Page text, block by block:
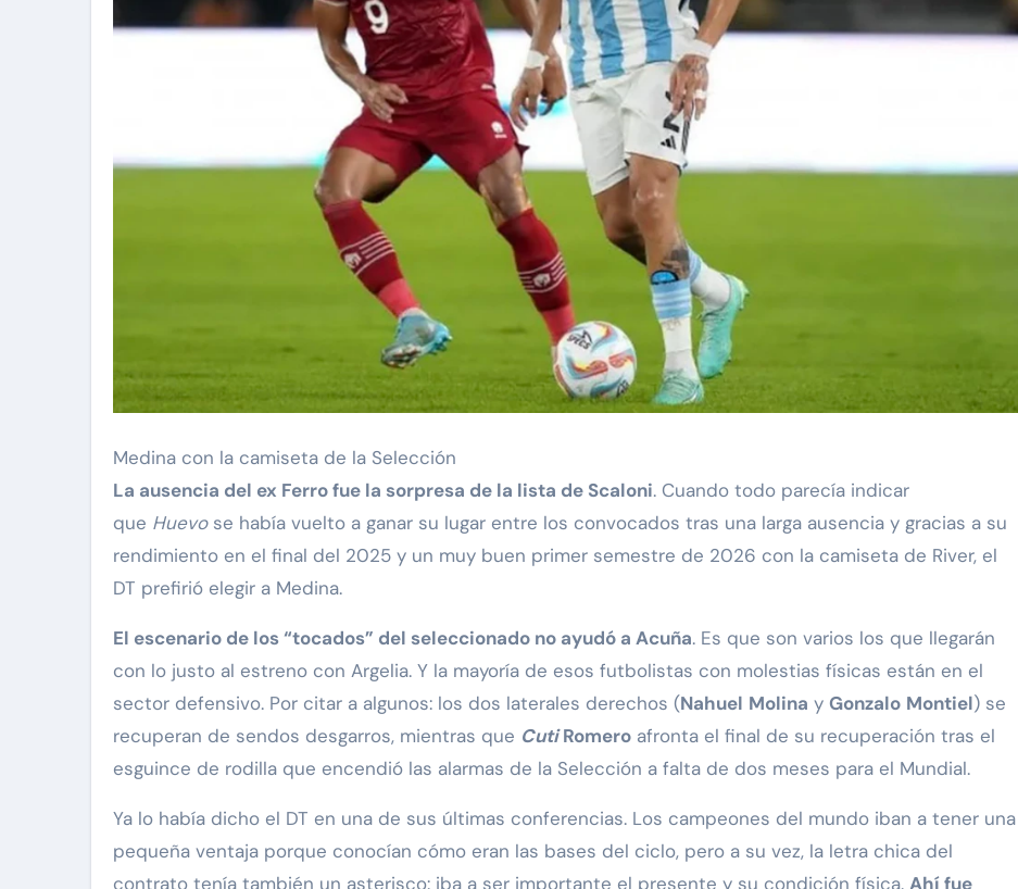
Medina con la camiseta de la Selección
La ausencia del ex Ferro fue la sorpresa de la lista de Scaloni. Cuando todo parecía indicar
que Huevo se había vuelto a ganar su lugar entre los convocados tras una larga ausencia y gracias a su
rendimiento en el final del 2025 y un muy buen primer semestre de 2026 con la camiseta de River, el
DT prefirió elegir a Medina.
El escenario de los “tocados” del seleccionado no ayudó a Acuña. Es que son varios los que llegarán
con lo justo al estreno con Argelia. Y la mayoría de esos futbolistas con molestias físicas están en el
sector defensivo. Por citar a algunos: los dos laterales derechos (Nahuel Molina y Gonzalo Montiel) se
recuperan de sendos desgarros, mientras que CutiRomero afronta el final de su recuperación tras el
esguince de rodilla que encendió las alarmas de la Selección a falta de dos meses para el Mundial.
Ya lo había dicho el DT en una de sus últimas conferencias. Los campeones del mundo iban a tener una
pequeña ventaja porque conocían cómo eran las bases del ciclo, pero a su vez, la letra chica del
contrato tenía también un asterisco: iba a ser importante el presente y su condición física. Ahí fue